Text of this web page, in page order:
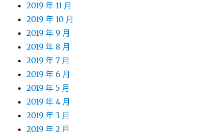
2019 年 11 月
2019 年 10 月
2019 年 9 月
2019 年 8 月
2019 年 7 月
2019 年 6 月
2019 年 5 月
2019 年 4 月
2019 年 3 月
2019 年 2 月